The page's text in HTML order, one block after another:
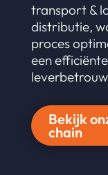
transport &
distributie,
proces
een
Bekijk
chain